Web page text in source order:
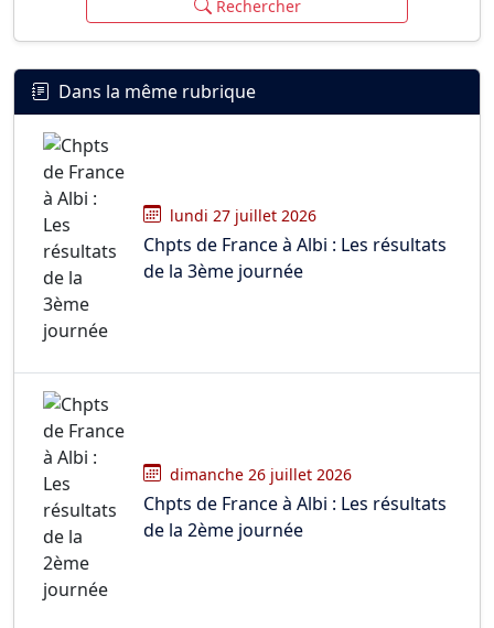
Rechercher
Dans la même rubrique
lundi 27 juillet 2026
Chpts de France à Albi : Les résultats
de la 3ème journée
dimanche 26 juillet 2026
Chpts de France à Albi : Les résultats
de la 2ème journée